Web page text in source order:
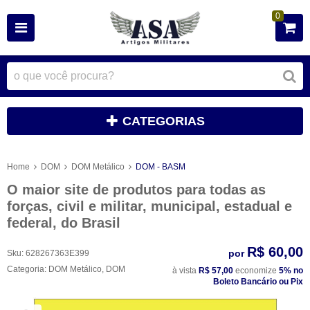
0
CATEGORIAS
Home DOM DOM Metálico DOM - BASM
O maior site de produtos para todas as
forças, civil e militar, municipal, estadual e
federal, do Brasil
Sku: 628267363E399
Categoria: DOM Metálico DOM
por R$ 60,00
à vista R$ 57,00 economize 5% no
Boleto Bancário ou Pix